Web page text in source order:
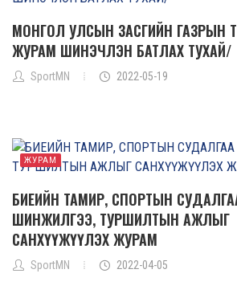
МОНГОЛ УЛСЫН ЗАСГИЙН ГАЗРЫН
ЖУРАМ ШИНЭЧЛЭН БАТЛАХ ТУХАЙ/
SportMN 2022-05-19
ЖУРАМ
БИЕИЙН ТАМИР, СПОРТЫН
ШИНЖИЛГЭЭ, ТУРШИЛТЫН АЖЛЫГ
САНХҮҮЖҮҮЛЭХ ЖУРАМ
SportMN 2022-04-05